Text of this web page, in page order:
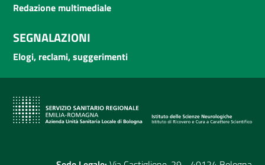
Redazione multimediale
SEGNALAZIONI
Elogi, reclami, suggerimenti